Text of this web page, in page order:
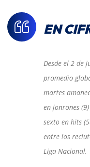
EN
Desde el 2 de
promedio
martes
en jonrones
sexto en hits
entre los
Liga Nacional.